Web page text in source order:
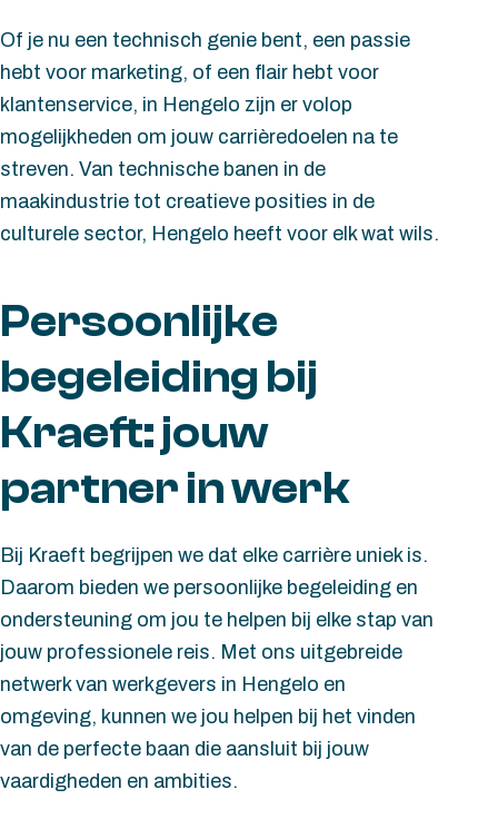
Of je nu een technisch genie bent, een passie
hebt voor marketing, of een flair hebt voor
klantenservice, in Hengelo zijn er volop
mogelijkheden om jouw carrièredoelen na te
streven. Van technische banen in de
maakindustrie tot creatieve posities in de
culturele sector, Hengelo heeft voor elk wat wils.
Persoonlijke
begeleiding bij
Kraeft: jouw
partner in werk
Bij Kraeft begrijpen we dat elke carrière uniek is.
Daarom bieden we persoonlijke begeleiding en
ondersteuning om jou te helpen bij elke stap van
jouw professionele reis. Met ons uitgebreide
netwerk van werkgevers in Hengelo en
omgeving, kunnen we jou helpen bij het vinden
van de perfecte baan die aansluit bij jouw
vaardigheden en ambities.